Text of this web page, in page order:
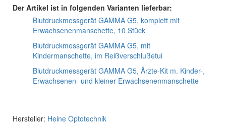
Der Artikel ist in folgenden Varianten lieferbar:
Blutdruckmessgerät GAMMA G5, komplett mit
Erwachsenenmanschette, 10 Stück
Blutdruckmessgerät GAMMA G5, mit
Kindermanschette, im Reißverschlußetui
Blutdruckmessgerät GAMMA G5, Ärzte-Kit m. Kinder-,
Erwachsenen- und kleiner Erwachsenenmanschette
Hersteller: Heine Optotechnik